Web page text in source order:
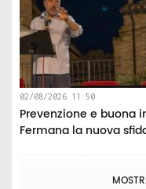
02/08/2026 11:50
Prevenzione e buona
Fermana la nuova